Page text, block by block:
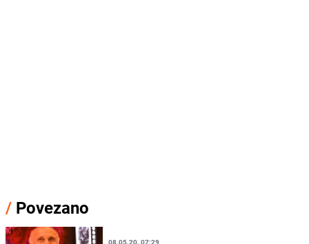
/ Povezano
08.05.20. 07:29